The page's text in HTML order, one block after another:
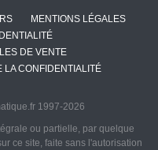
MENTIONS LÉGALES
DE VENTE
LA CONFIDENTIALITÉ
1997-2026
ou partielle, par quelque
ce site, faite sans l'autorisation